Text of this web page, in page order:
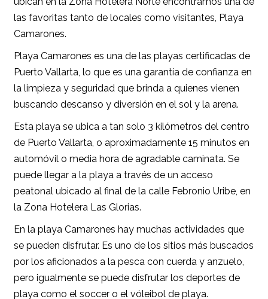
las favoritas tanto de locales como visitantes, Playa
Camarones.
Playa Camarones es una de las playas certificadas de
Puerto Vallarta, lo que es una garantía de confianza en
la limpieza y seguridad que brinda a quienes vienen
buscando descanso y diversión en el sol y la arena.
Esta playa se ubica a tan solo 3 kilómetros del centro
de Puerto Vallarta, o aproximadamente 15 minutos en
automóvil o media hora de agradable caminata. Se
puede llegar a la playa a través de un acceso
peatonal ubicado al final de la calle Febronio Uribe, en
la Zona Hotelera Las Glorias.
En la playa Camarones hay muchas actividades que
se pueden disfrutar. Es uno de los sitios más buscados
por los aficionados a la pesca con cuerda y anzuelo,
pero igualmente se puede disfrutar los deportes de
playa como el soccer o el vóleibol de playa.